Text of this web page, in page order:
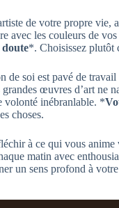
de votre propre vie,
avec les couleurs de
*. Choisissez plutôt
de soi est pavé de
œuvres d’art ne
volonté inébranlable. *
choses.
à ce qui vous
matin avec
un sens profond à